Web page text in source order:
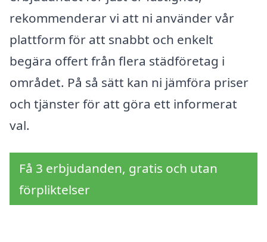
rekommenderar vi att ni använder vår
plattform för att snabbt och enkelt
begära offert från flera städföretag i
området. På så sätt kan ni jämföra priser
och tjänster för att göra ett informerat
val.
Få 3 erbjudanden, gratis och utan
förpliktelser